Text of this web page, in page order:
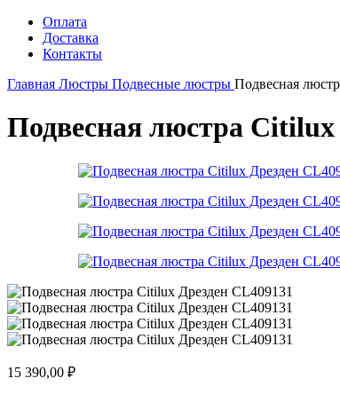
Оплата
Доставка
Контакты
Главная Люстры Подвесные люстры Подвесная
Подвесная люстра Citilux
15 390,00 ₽